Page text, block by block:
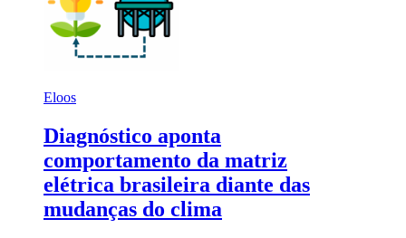
Eloos
Diagnóstico aponta
comportamento da matriz
elétrica brasileira diante das
mudanças do clima